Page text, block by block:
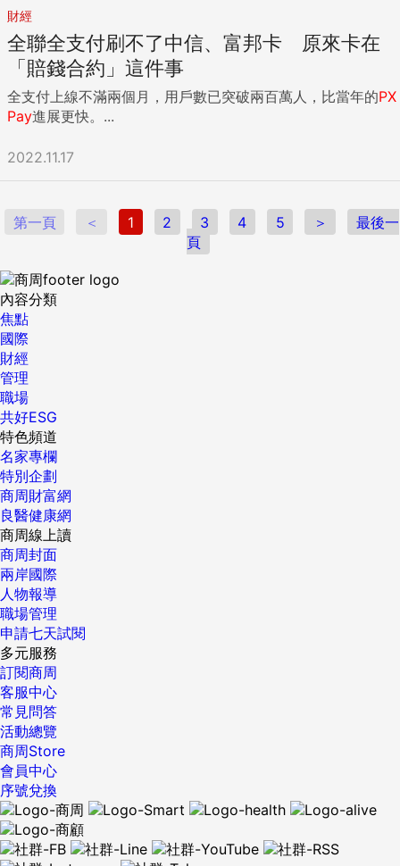
財經
全聯全支付刷不了中信、富邦卡 原來卡在
「賠錢合約」這件事
全支付上線不滿兩個月，用戶數已突破兩百萬人，比當年的PX
Pay進展更快。...
2022.11.17
第一頁 ＜ 1 2 3 4 5 ＞
最後一
頁
內容分類
焦點
國際
財經
管理
職場
共好ESG
特色頻道
名家專欄
特別企劃
商周財富網
良醫健康網
商周線上讀
商周封面
兩岸國際
人物報導
職場管理
申請七天試閱
多元服務
訂閱商周
客服中心
常見問答
活動總覽
商周Store
會員中心
序號兌換